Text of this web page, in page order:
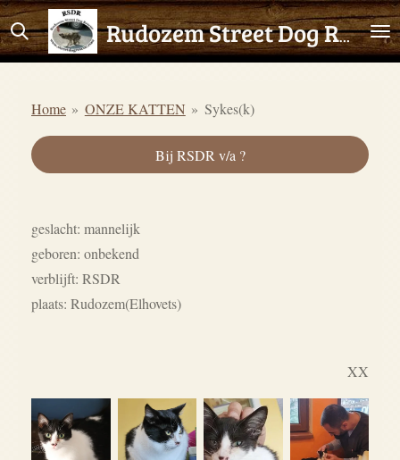
Ga
direct
hoofdinhoud
Rudozem Street Dog Rescue
Home » ONZE KATTEN » Sykes(k)
Bij RSDR v/a ?
geslacht: mannelijk
geboren: onbekend
verblijft: RSDR
plaats: Rudozem(Elhovets)
XX